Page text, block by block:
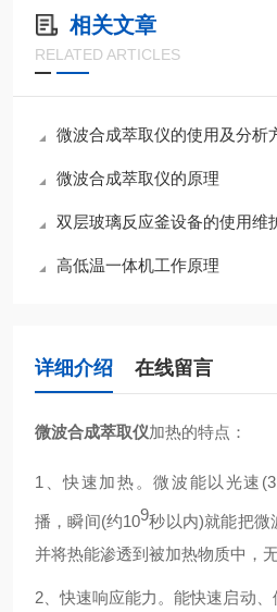
相关文章
RELATED ARTICLES
微波合成萃取仪的使用及分析
微波合成萃取仪的原理
双层玻璃反应釜设备的使用维
高低温一体机工作原理
详细介绍 在线留言
微波合成萃取仪加热的特点：
1、快速加热。微波能以光速(3
播，瞬间(约109秒以内)就能把微
并将热能渗透到被加热物质中，
2、快速响应能力。能快速启动